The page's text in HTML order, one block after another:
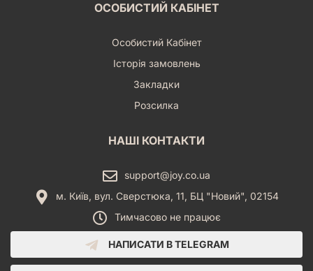
ОСОБИСТИЙ КАБІНЕТ
Особистий Кабінет
Історія замовлень
Закладки
Розсилка
НАШІ КОНТАКТИ
support@joy.co.ua
м. Київ, вул. Сверстюка, 11, БЦ "Новий", 02154
Тимчасово не працює
НАПИСАТИ В TELEGRAM